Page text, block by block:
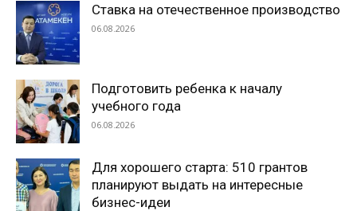
Ставка на отечественное производство
06.08.2026
Подготовить ребенка к началу
учебного года
06.08.2026
Для хорошего старта: 510 грантов
планируют выдать на интересные
бизнес-идеи